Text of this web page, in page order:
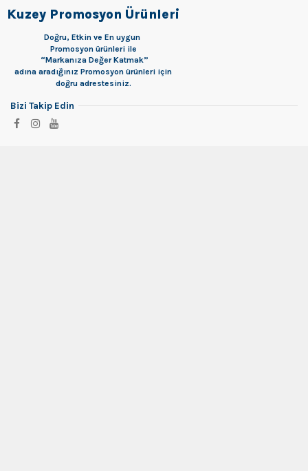
Kuzey Promosyon Ürünleri
Doğru, Etkin ve En uygun
Promosyon ürünleri ile
“Markanıza Değer Katmak”
adına aradığınız Promosyon ürünleri için
doğru adrestesiniz.
Bizi Takip Edin